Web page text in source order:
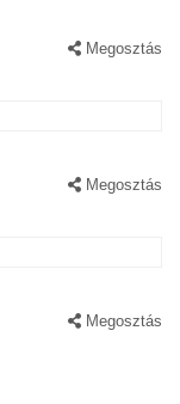
Megosztás
Megosztás
Megosztás